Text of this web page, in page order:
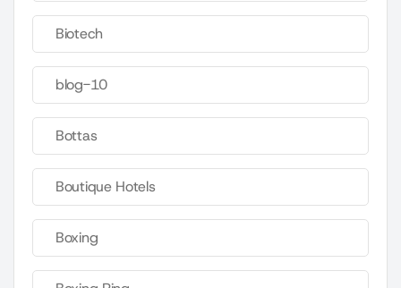
Biotech
blog-10
Bottas
Boutique Hotels
Boxing